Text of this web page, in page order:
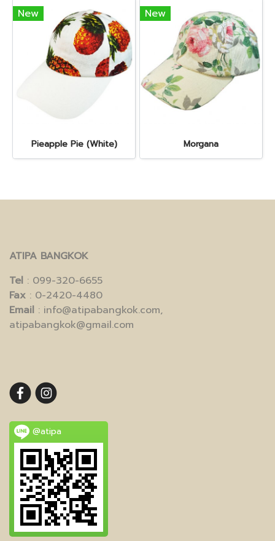
New
Pieapple Pie (White)
New
Morgana
ATIPA BANGKOK
Tel : 099-320-6655
Fax : 0-2420-4480
Email : info@atipabangkok.com,
atipabangkok@gmail.com
@atipa